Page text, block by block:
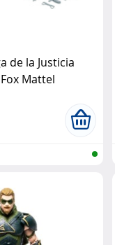
de la Justicia
Mattel